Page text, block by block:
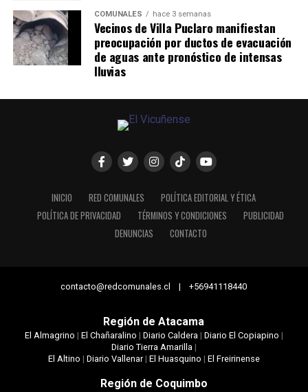
COMUNALES hace 3 semanas
Vecinos de Villa Puclaro manifiestan
preocupación por ductos de evacuación
de aguas ante pronóstico de intensas
lluvias
INICIO RED COMUNALES
POLÍTICA EDITORIAL Y ÉTICA
POLÍTICA DE PRIVACIDAD
TÉRMINOS Y CONDICIONES
PUBLICIDAD
DENUNCIAS
CONTACTO
contacto@redcomunales.cl | +56941118440
Región de Atacama
El Almagrino | El Chañaralino | Diario Caldera | Diario El Copiapino |
Diario Tierra Amarilla |
El Altino | Diario Vallenar| El Huasquino | El Freirinense
Región de Coquimbo